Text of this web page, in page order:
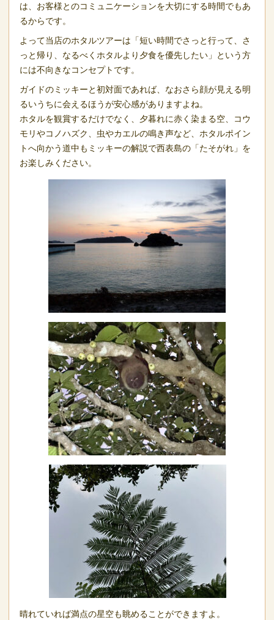
は、お客様とのコミュニケーションを大切にする時間でもあ
るからです。
よって当店のホタルツアーは「短い時間でさっと行って、さ
っと帰り、なるべくホタルより夕食を優先したい」という方
には不向きなコンセプトです。
ガイドのミッキーと初対面であれば、なおさら顔が見える明
るいうちに会えるほうが安心感がありますよね。
ホタルを観賞するだけでなく、夕暮れに赤く染まる空、コウ
モリやコノハズク、虫やカエルの鳴き声など、ホタルポイン
トへ向かう道中もミッキーの解説で西表島の「たそがれ」を
お楽しみください。
晴れていれば満点の星空も眺めることができますよ。